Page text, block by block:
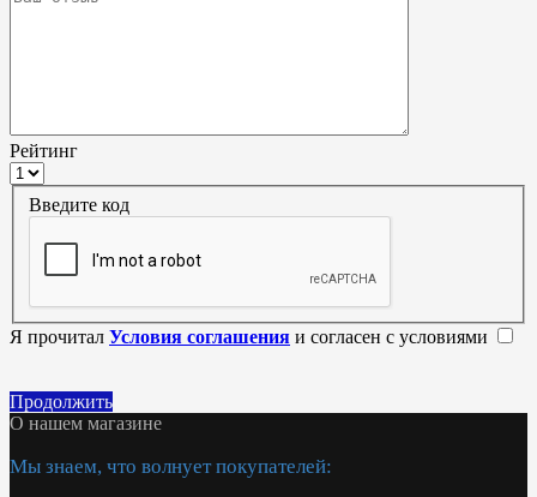
Рейтинг
Введите код
Я прочитал Условия соглашения и согласен с условиями
Продолжить
О нашем магазине
Мы знаем, что волнует покупателей: